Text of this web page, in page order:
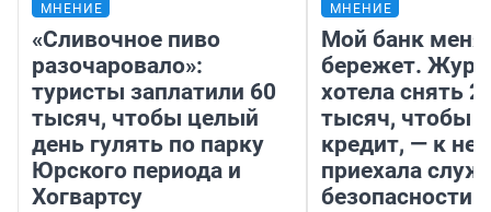
МНЕНИЕ
«Сливочное пиво
разочаровало»:
туристы заплатили 60
тысяч, чтобы целый
день гулять по парку
Юрского периода и
Хогвартсу
МНЕНИЕ
Мой банк меня
бережет.
хотела снять
тысяч, чтобы
кредит, — к
приехала
безопасности